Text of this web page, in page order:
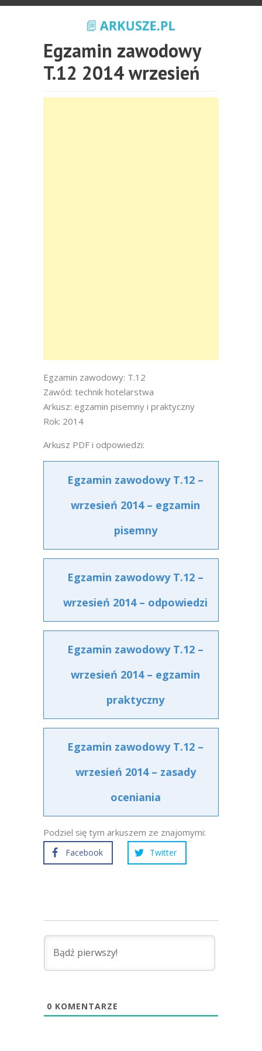
Egzamin zawodowy
T.12 2014 wrzesień
Egzamin zawodowy: T.12
Zawód: technik hotelarstwa
Arkusz: egzamin pisemny i praktyczny
Rok: 2014
Arkusz PDF i odpowiedzi:
Egzamin zawodowy T.12 –
wrzesień 2014 – egzamin
pisemny
Egzamin zawodowy T.12 –
wrzesień 2014 – odpowiedzi
Egzamin zawodowy T.12 –
wrzesień 2014 – egzamin
praktyczny
Egzamin zawodowy T.12 –
wrzesień 2014 – zasady
oceniania
Podziel się tym arkuszem ze znajomymi:
Facebook Twitter
0 KOMENTARZE